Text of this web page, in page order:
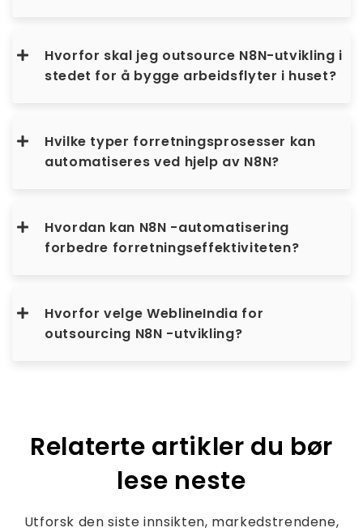
Hvorfor skal jeg outsource N8N-utvikling i
stedet for å bygge arbeidsflyter i huset?
Hvilke typer forretningsprosesser kan
automatiseres ved hjelp av N8N?
Hvordan kan N8N -automatisering
forbedre forretningseffektiviteten?
Hvorfor velge WeblineIndia for
outsourcing N8N -utvikling?
Relaterte artikler du bør
lese neste
Utforsk den siste innsikten, markedstrendene,